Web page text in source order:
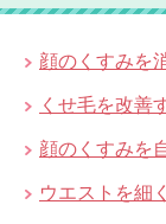
顔のくすみを
くせ毛を改善
顔のくすみを
ウエストを細